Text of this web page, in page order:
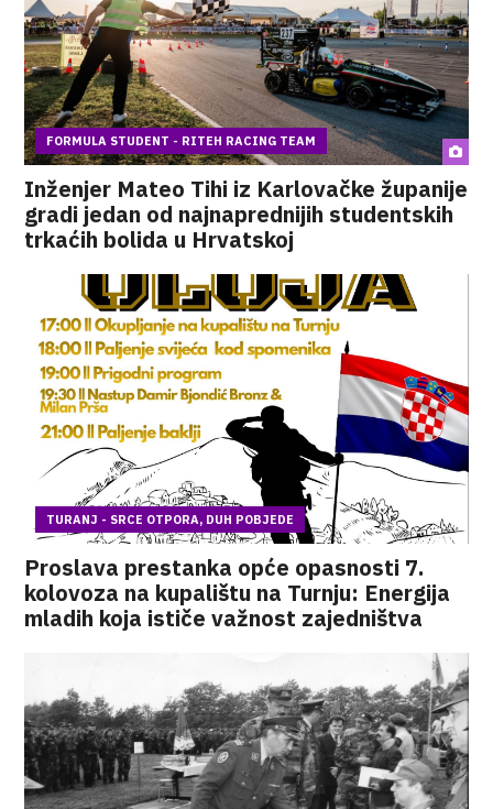
FORMULA STUDENT - RITEH RACING TEAM
Inženjer Mateo Tihi iz Karlovačke županije
gradi jedan od najnaprednijih studentskih
trkaćih bolida u Hrvatskoj
TURANJ - SRCE OTPORA, DUH POBJEDE
Proslava prestanka opće opasnosti 7.
kolovoza na kupalištu na Turnju: Energija
mladih koja ističe važnost zajedništva